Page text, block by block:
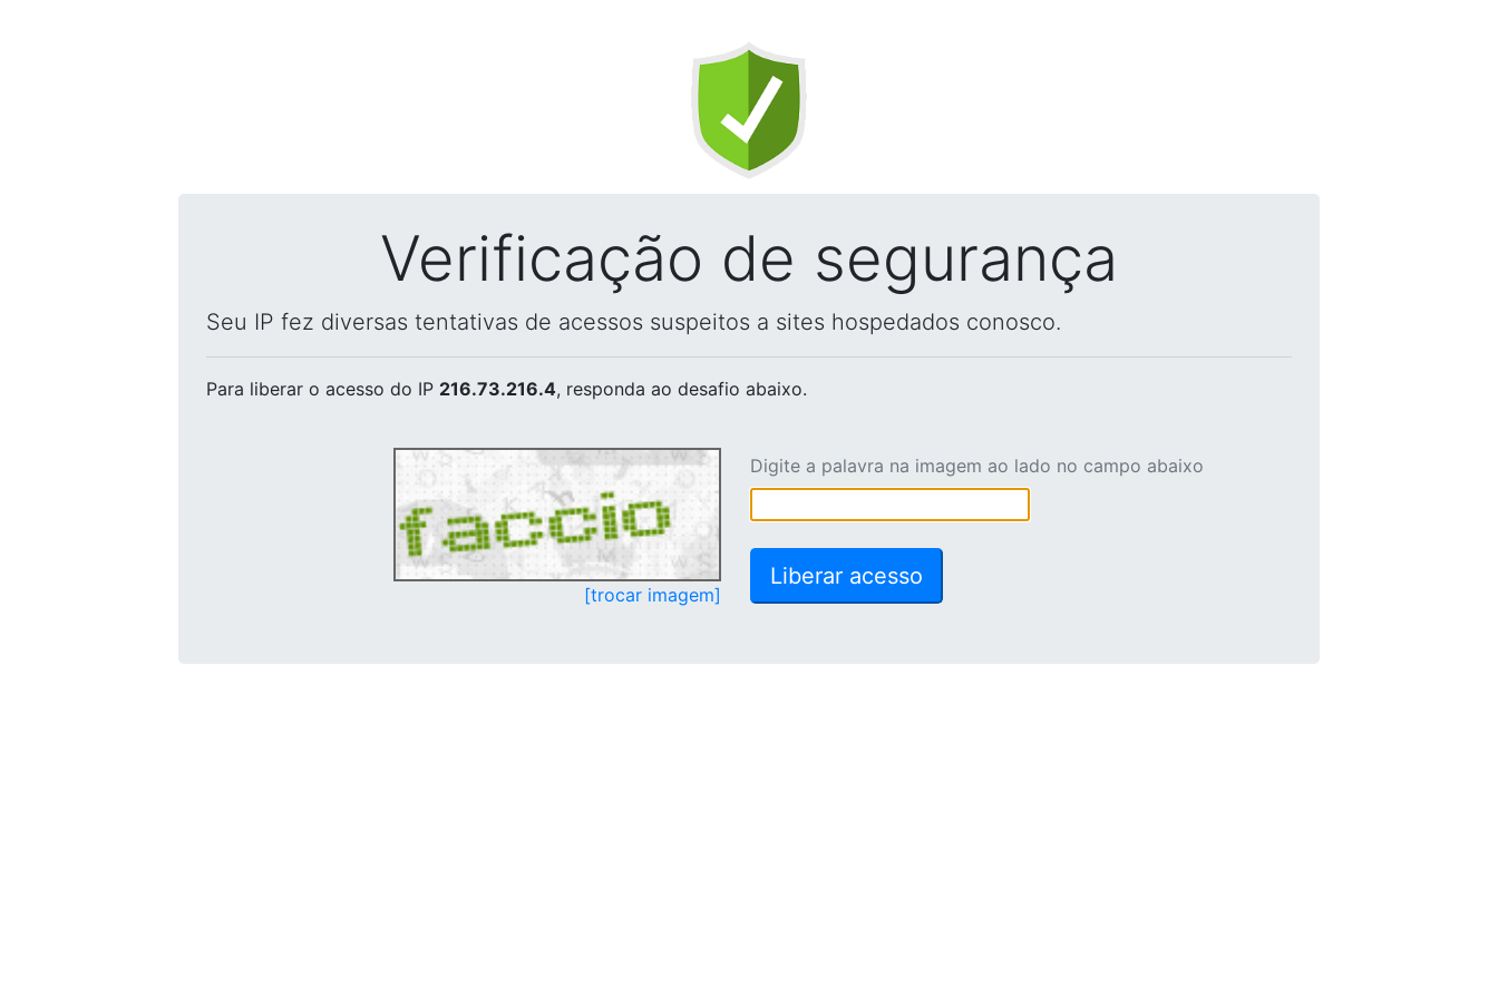
Verificação de segurança
Seu IP fez diversas tentativas de acessos suspeitos a sites hospedados conosco.
Para liberar o acesso do IP 216.73.216.4, responda ao desafio abaixo.
[trocar imagem]
Digite a palavra na imagem ao lado no campo abaixo